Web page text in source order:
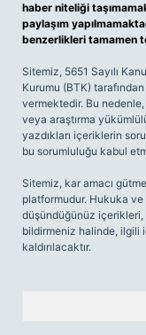
haber niteliği
paylaşım
benzerlikleri tamamen
Sitemiz, 5651 Sayılı
Kurumu (BTK)
vermektedir. Bu
veya araştırma
yazdıkları içeriklerin
bu sorumluluğu kabul
Sitemiz, kar amacı
platformudur. Hukuka ve
düşündüğünüz içerikleri,
bildirmeniz halinde, ilgili
kaldırılacaktır.